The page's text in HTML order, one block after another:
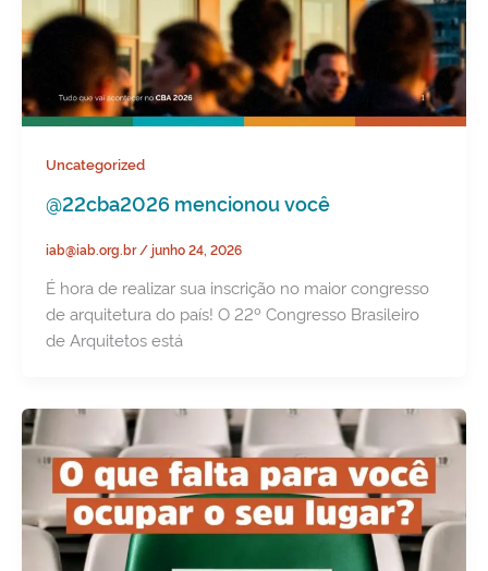
Uncategorized
@22cba2026 mencionou você
iab@iab.org.br/junho 24, 2026
É hora de realizar sua inscrição no maior congresso
de arquitetura do país! O 22º Congresso Brasileiro
de Arquitetos está